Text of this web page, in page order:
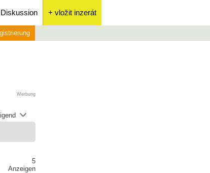
Diskussion + vložit inzerát
Werbung
5
Anzeigen